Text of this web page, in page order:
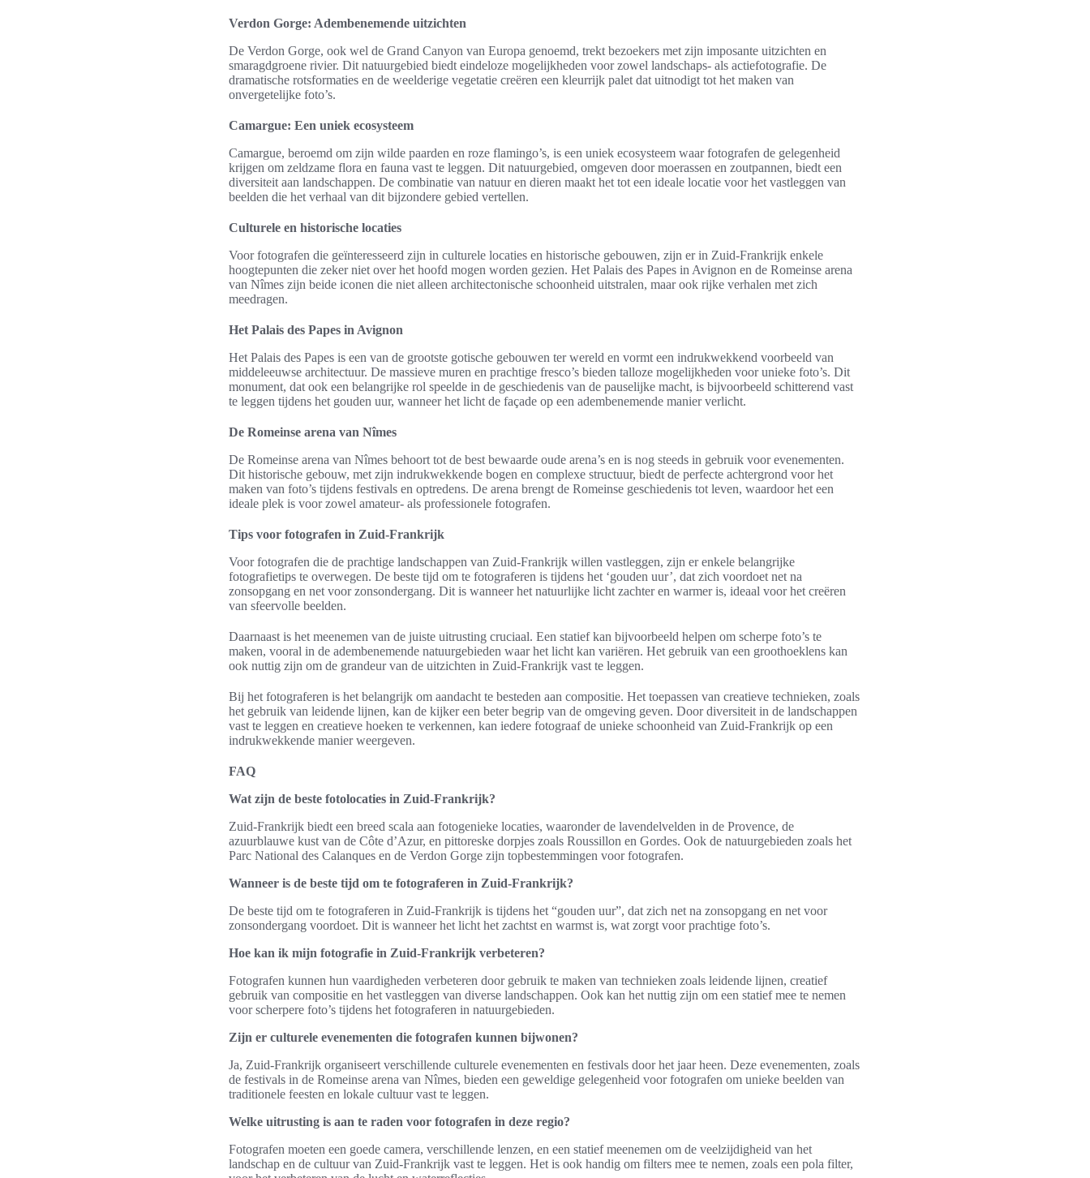
Verdon Gorge: Adembenemende uitzichten
De Verdon Gorge, ook wel de Grand Canyon van Europa genoemd, trekt bezoekers met zijn imposante uitzichten en
smaragdgroene rivier. Dit natuurgebied biedt eindeloze mogelijkheden voor zowel landschaps- als actiefotografie. De
dramatische rotsformaties en de weelderige vegetatie creëren een kleurrijk palet dat uitnodigt tot het maken van
onvergetelijke foto’s.
Camargue: Een uniek ecosysteem
Camargue, beroemd om zijn wilde paarden en roze flamingo’s, is een uniek ecosysteem waar fotografen de gelegenheid
krijgen om zeldzame flora en fauna vast te leggen. Dit natuurgebied, omgeven door moerassen en zoutpannen, biedt een
diversiteit aan landschappen. De combinatie van natuur en dieren maakt het tot een ideale locatie voor het vastleggen van
beelden die het verhaal van dit bijzondere gebied vertellen.
Culturele en historische locaties
Voor fotografen die geïnteresseerd zijn in culturele locaties en historische gebouwen, zijn er in Zuid-Frankrijk enkele
hoogtepunten die zeker niet over het hoofd mogen worden gezien. Het Palais des Papes in Avignon en de Romeinse arena
van Nîmes zijn beide iconen die niet alleen architectonische schoonheid uitstralen, maar ook rijke verhalen met zich
meedragen.
Het Palais des Papes in Avignon
Het Palais des Papes is een van de grootste gotische gebouwen ter wereld en vormt een indrukwekkend voorbeeld van
middeleeuwse architectuur. De massieve muren en prachtige fresco’s bieden talloze mogelijkheden voor unieke foto’s. Dit
monument, dat ook een belangrijke rol speelde in de geschiedenis van de pauselijke macht, is bijvoorbeeld schitterend vast
te leggen tijdens het gouden uur, wanneer het licht de façade op een adembenemende manier verlicht.
De Romeinse arena van Nîmes
De Romeinse arena van Nîmes behoort tot de best bewaarde oude arena’s en is nog steeds in gebruik voor evenementen.
Dit historische gebouw, met zijn indrukwekkende bogen en complexe structuur, biedt de perfecte achtergrond voor het
maken van foto’s tijdens festivals en optredens. De arena brengt de Romeinse geschiedenis tot leven, waardoor het een
ideale plek is voor zowel amateur- als professionele fotografen.
Tips voor fotografen in Zuid-Frankrijk
Voor fotografen die de prachtige landschappen van Zuid-Frankrijk willen vastleggen, zijn er enkele belangrijke
fotografietips te overwegen. De beste tijd om te fotograferen is tijdens het ‘gouden uur’, dat zich voordoet net na
zonsopgang en net voor zonsondergang. Dit is wanneer het natuurlijke licht zachter en warmer is, ideaal voor het creëren
van sfeervolle beelden.
Daarnaast is het meenemen van de juiste uitrusting cruciaal. Een statief kan bijvoorbeeld helpen om scherpe foto’s te
maken, vooral in de adembenemende natuurgebieden waar het licht kan variëren. Het gebruik van een groothoeklens kan
ook nuttig zijn om de grandeur van de uitzichten in Zuid-Frankrijk vast te leggen.
Bij het fotograferen is het belangrijk om aandacht te besteden aan compositie. Het toepassen van creatieve technieken, zoals
het gebruik van leidende lijnen, kan de kijker een beter begrip van de omgeving geven. Door diversiteit in de landschappen
vast te leggen en creatieve hoeken te verkennen, kan iedere fotograaf de unieke schoonheid van Zuid-Frankrijk op een
indrukwekkende manier weergeven.
FAQ
Wat zijn de beste fotolocaties in Zuid-Frankrijk?
Zuid-Frankrijk biedt een breed scala aan fotogenieke locaties, waaronder de lavendelvelden in de Provence, de
azuurblauwe kust van de Côte d’Azur, en pittoreske dorpjes zoals Roussillon en Gordes. Ook de natuurgebieden zoals het
Parc National des Calanques en de Verdon Gorge zijn topbestemmingen voor fotografen.
Wanneer is de beste tijd om te fotograferen in Zuid-Frankrijk?
De beste tijd om te fotograferen in Zuid-Frankrijk is tijdens het “gouden uur”, dat zich net na zonsopgang en net voor
zonsondergang voordoet. Dit is wanneer het licht het zachtst en warmst is, wat zorgt voor prachtige foto’s.
Hoe kan ik mijn fotografie in Zuid-Frankrijk verbeteren?
Fotografen kunnen hun vaardigheden verbeteren door gebruik te maken van technieken zoals leidende lijnen, creatief
gebruik van compositie en het vastleggen van diverse landschappen. Ook kan het nuttig zijn om een statief mee te nemen
voor scherpere foto’s tijdens het fotograferen in natuurgebieden.
Zijn er culturele evenementen die fotografen kunnen bijwonen?
Ja, Zuid-Frankrijk organiseert verschillende culturele evenementen en festivals door het jaar heen. Deze evenementen, zoals
de festivals in de Romeinse arena van Nîmes, bieden een geweldige gelegenheid voor fotografen om unieke beelden van
traditionele feesten en lokale cultuur vast te leggen.
Welke uitrusting is aan te raden voor fotografen in deze regio?
Fotografen moeten een goede camera, verschillende lenzen, en een statief meenemen om de veelzijdigheid van het
landschap en de cultuur van Zuid-Frankrijk vast te leggen. Het is ook handig om filters mee te nemen, zoals een pola filter,